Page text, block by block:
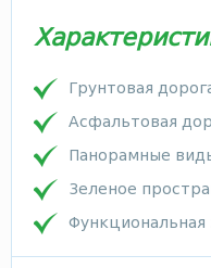
Грунтовая
Асфальтовая
Панорамные
Зеленое